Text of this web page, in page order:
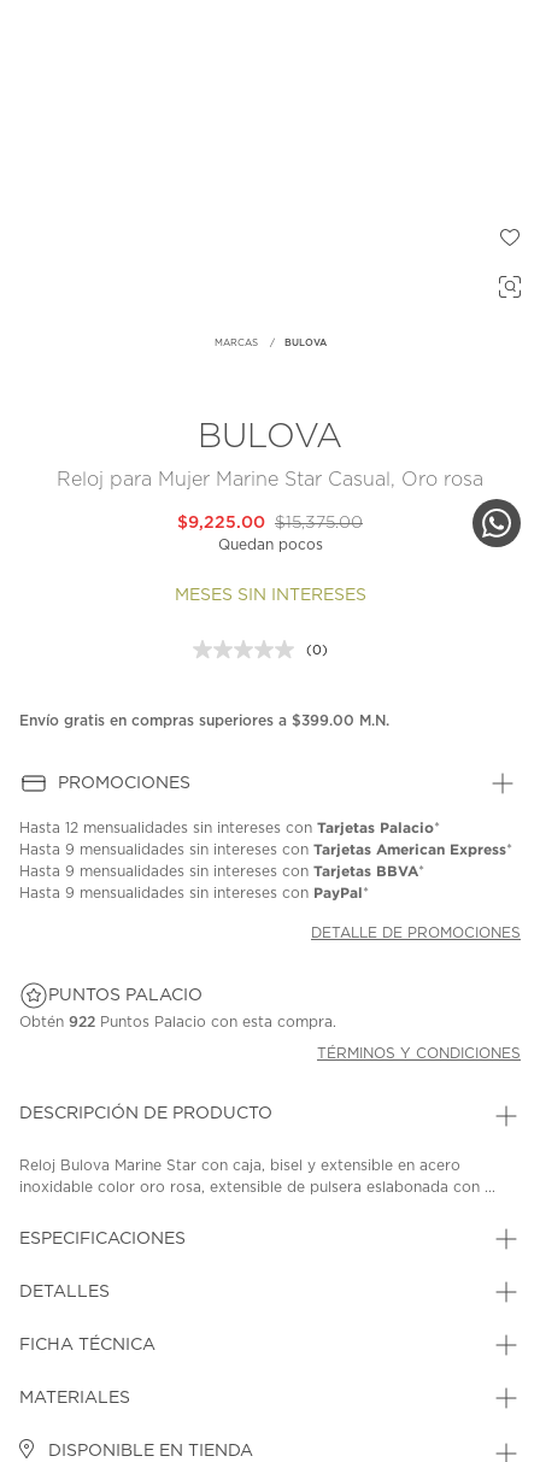
MARCAS BULOVA
BULOVA
Reloj para Mujer Marine Star Casual, Oro rosa
$15,375.00
$9,225.00
Quedan pocos
MESES SIN INTERESES
Sin
en
(0)
Envío gratis en compras superiores a $399.00 M.N.
PROMOCIONES
Hasta 12 mensualidades sin intereses con Tarjetas Palacio*
Hasta 9 mensualidades sin intereses con Tarjetas American Express*
Hasta 9 mensualidades sin intereses con Tarjetas BBVA*
Hasta 9 mensualidades sin intereses con PayPal*
DETALLE DE PROMOCIONES
PUNTOS PALACIO
Obtén 922 Puntos Palacio con esta compra.
TÉRMINOS Y CONDICIONES
DESCRIPCIÓN DE PRODUCTO
Reloj Bulova Marine Star con caja, bisel y extensible en acero
inoxidable color oro rosa, extensible de pulsera eslabonada con ...
ESPECIFICACIONES
DETALLES
FICHA TÉCNICA
MATERIALES
DISPONIBLE EN TIENDA